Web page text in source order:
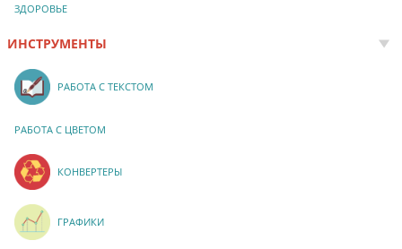
ЗДОРОВЬЕ
ИНСТРУМЕНТЫ
РАБОТА С ТЕКСТОМ
РАБОТА С ЦВЕТОМ
КОНВЕРТЕРЫ
ГРАФИКИ